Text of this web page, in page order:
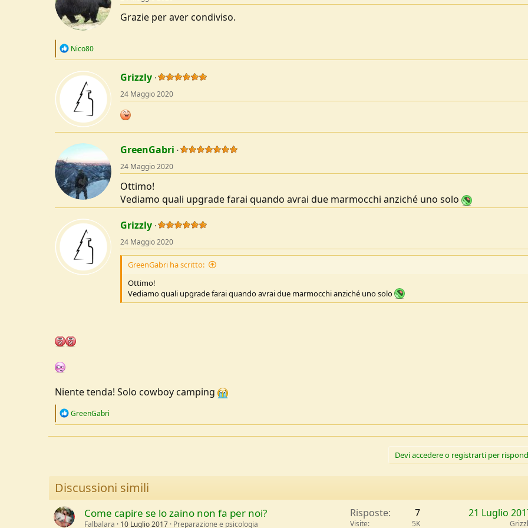
n
s
:
Grazie per aver condiviso.
R
c
n
s
:
Nico80
Grizzly
24 Maggio 2020
GreenGabri
24 Maggio 2020
Ottimo!
Vediamo quali upgrade farai quando avrai due marmocchi anziché uno solo
Grizzly
24 Maggio 2020
GreenGabri ha scritto:
Ottimo!
Vediamo quali upgrade farai quando avrai due marmocchi anziché uno solo
Niente tenda! Solo cowboy camping
R
s
GreenGabri
Devi accedere o registrarti per
Discussioni simili
Come capire se lo zaino non fa per noi?
Falbalara 10 Luglio 2017 Preparazione e psicologia
Risposte 7
Visite 5K
21 Luglio